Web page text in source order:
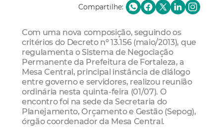
Compartilhe:
Com uma nova composição, seguindo os
critérios do Decreto nº 13.156 (maio/2013), que
regulamenta o Sistema de Negociação
Permanente da Prefeitura de Fortaleza, a
Mesa Central, principal instância de diálogo
entre governo e servidores, realizou reunião
ordinária nesta quinta-feira (01/07). O
encontro foi na sede da Secretaria do
Planejamento, Orçamento e Gestão (Sepog),
órgão coordenador da Mesa Central.